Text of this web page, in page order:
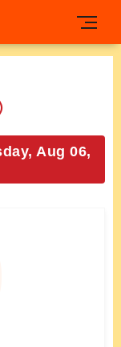
Aug 06,